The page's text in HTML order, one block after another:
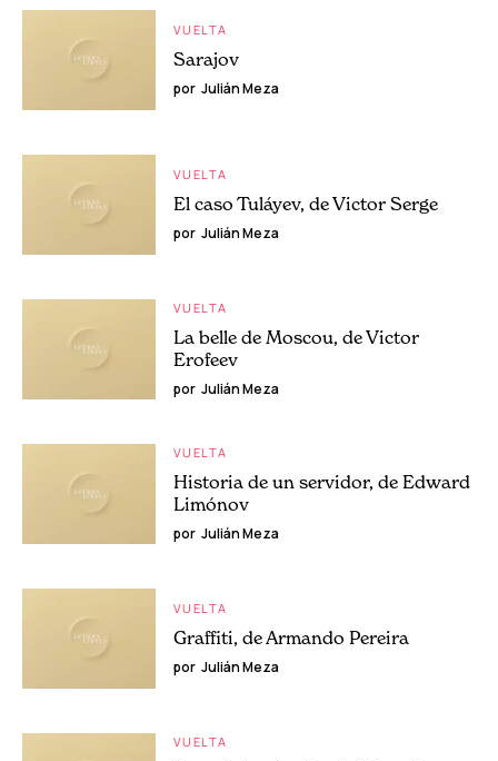
VUELTA
Sarajov
por Julián Meza
VUELTA
El caso Tuláyev, de Victor Serge
por Julián Meza
VUELTA
La belle de Moscou, de Victor
Erofeev
por Julián Meza
VUELTA
Historia de un servidor, de Edward
Limónov
por Julián Meza
VUELTA
Graffiti, de Armando Pereira
por Julián Meza
VUELTA